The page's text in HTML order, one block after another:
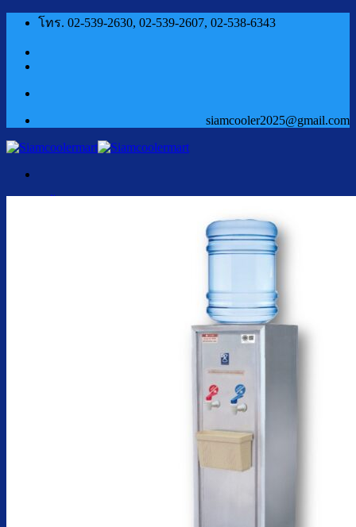
ข้าม
โทร. 02-539-2630, 02-539-2607, 02-538-6343
siamcooler2025@gmail.com
ตู้กดน้ำเย็น น้ำร้อน ถังคว่ำ
ตู้กดน้ำเย็น น้ำร้อน ถังล่าง
ตู้กดน้ำเย็น น้ำร้อน กรองในตัว
ตู้กดน้ำเย็น น้ำร้อน ต่อท่อประปา
ตู้กดน้ำเย็น น้ำร้อน สแตนเลส
ตู้กดน้ำเย็น มือกดเท้าเหยียบ